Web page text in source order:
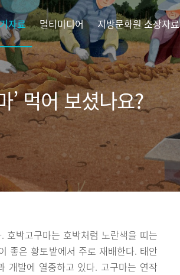
자료 멀티미디어 지방문화원 소장자료
’ 먹어 보셨나요?
호박고구마는 호박처럼 노란색을 띠는
좋은 황토밭에서 주로 재배한다. 태안
개발에 열중하고 있다. 고구마는 연작